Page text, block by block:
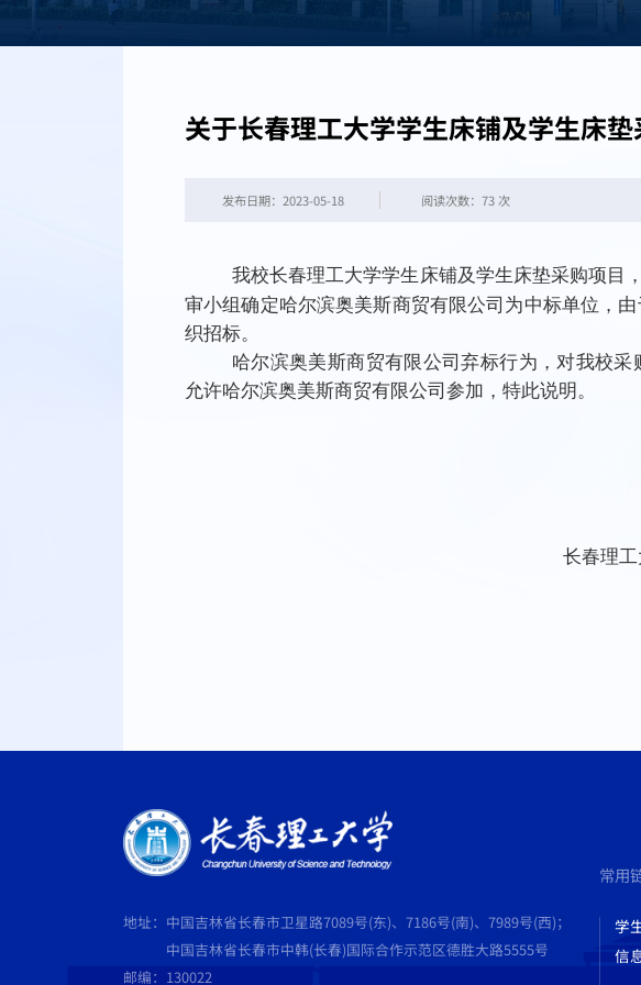
关于长春理工大学学生床铺及学生床
发布日期：2023-05-18 阅读次数： 73 次
我校长春理工大学学生床铺及学生床垫采购项目
审小组确定哈尔滨奥美斯商贸有限公司为中标单位，
织招标。
哈尔滨奥美斯商贸有限公司弃标行为，对我校
允许哈尔滨奥美斯商贸有限公司参加，特此说明。
长春理工大学
地址：中国吉林省长春市卫星路7089号(东)、7186号(南)、7989号(西)；
中国吉林省长春市中韩(长春)国际合作示范区德胜大路5555号
邮编：130022
常用
学
信